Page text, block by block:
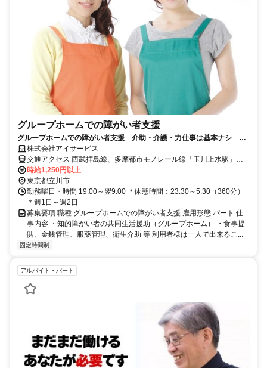
グループホームでの障がい者支援
グループホームでの障がい者支援 介助・介護・力仕事は基本ナシ 勤
務は週1日～OK◎
株式会社アイサービス
交通アクセス 西武拝島線、多摩都市モノレール線「玉川上水駅」か
ら徒歩12分
時給1,250円以上
東京都立川市
勤務曜日・時間 19:00～翌9:00 ＊休憩時間：23:30～5:30（360分）
＊週1日～週2日
募集要項 職種 グループホームでの障がい者支援 雇用形態 パート 仕
事内容 ・知的障がい者の共同生活援助（グループホーム） ・食事提
供、金銭管理、服薬管理、衛生介助 等 利用者様は一人で出来るこ...
固定時間制
アルバイト・パート